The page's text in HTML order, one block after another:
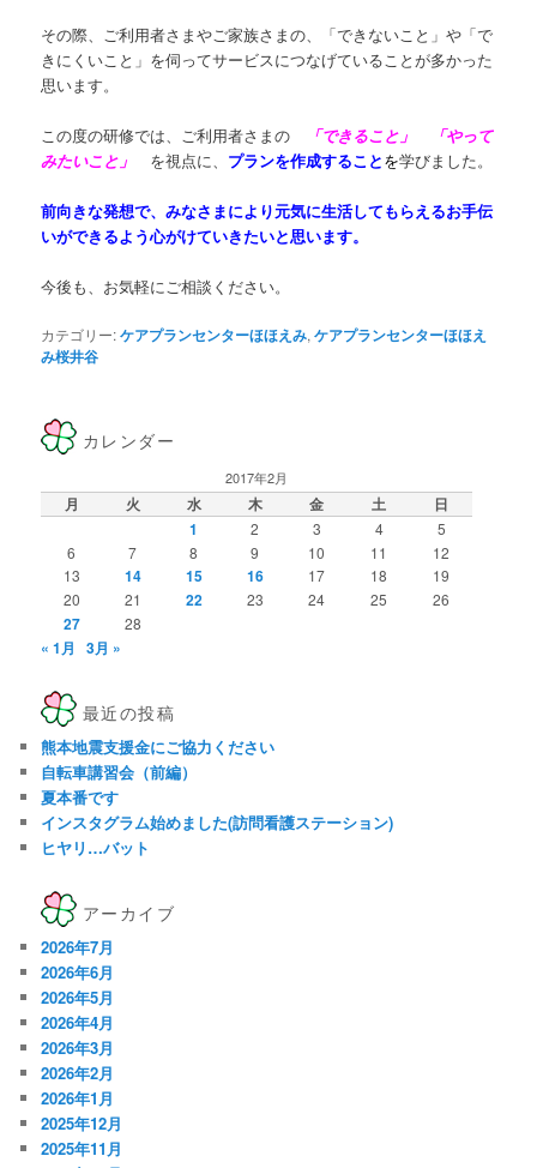
その際、ご利用者さまやご家族さまの、「できないこと」や「で
きにくいこと」を伺ってサービスにつなげていることが多かった
思います。
この度の研修では、ご利用者さまの
「できること」 「やって
みたいこと」 を視点に、 プランを作成することを学びました。
前向きな発想で、みなさまにより元気に生活してもらえるお手伝
いができるよう心がけていきたいと思います。
今後も、お気軽にご相談ください。
カテゴリー:ケアプランセンターほほえみ,ケアプランセンターほほえ
み桜井谷
カレンダー
2017年2月
月 火 水 木 金 土
日
1
2 3 4
5
6
7 8 9 10 11
12
13
14 15 16 17 18
19
20
21 22 23 24 25 26
27 28
« 1月 3月 »
最近の投稿
熊本地震支援金にご協力ください
自転車講習会（前編）
夏本番です
インスタグラム始めました(訪問看護ステーション)
ヒヤリ…バット
アーカイブ
2026年7月
2026年6月
2026年5月
2026年4月
2026年3月
2026年2月
2026年1月
2025年12月
2025年11月